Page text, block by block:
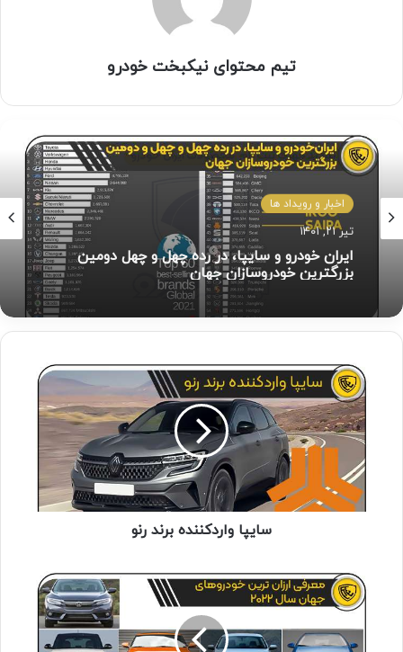
تیم محتوای نیکبخت خودرو
اخبار و رویداد ها
دی ۲۱, ۱۴۰۱
تمدید مهلت ثبت نام خودروهای ایران خودرو
سایپا واردکننده برند رنو